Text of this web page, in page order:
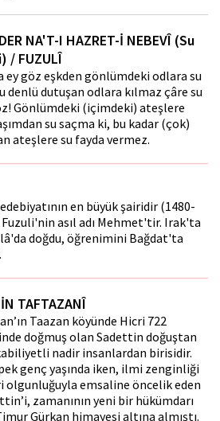
NA'T-I HAZRET-İ NEBEVÎ (Su
/ FUZULÎ
ey göz eşkden gönlümdeki odlara su
denlü dutuşan odlara kılmaz çâre su
Gönlümdeki (içimdeki) ateşlere
su saçma ki, bu kadar (çok)
ateşlere su fayda vermez.
en büyük şairidir (1480-
Fuzuli'nin asıl adı Mehmet'tir. Irak'ta
doğdu, öğrenimini Bağdat'ta
TAFTAZANÎ
Taftazan köyünde Hicri 722
doğmuş olan Sadettin doğuştan
nadir insanlardan birisidir.
genç yaşında iken, ilmi zenginliği
olgunluğuyla emsaline öncelik eden
zamanının yeni bir hükümdarı
Gürkan himayesi altına almıştı.